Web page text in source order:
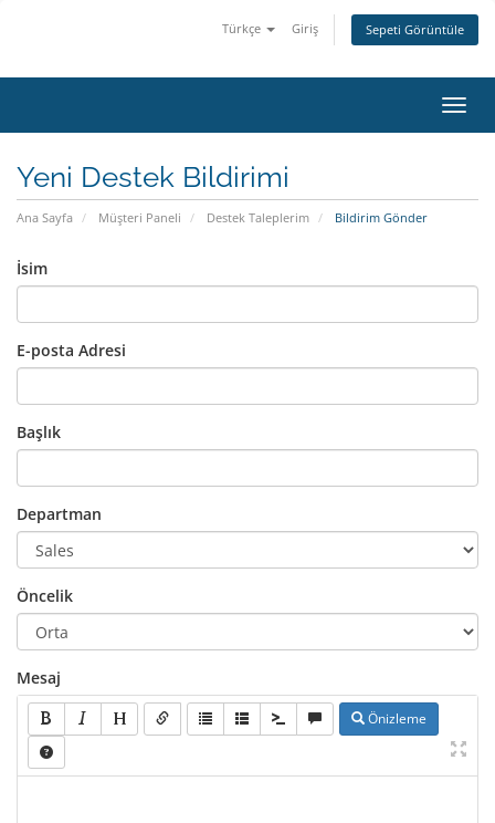
Türkçe Giriş Sepeti Görüntüle
Yeni Destek Bildirimi
Ana Sayfa Müşteri Paneli Destek Taleplerim Bildirim Gönder
İsim
E-posta Adresi
Başlık
Departman
Öncelik
Mesaj
Önizleme